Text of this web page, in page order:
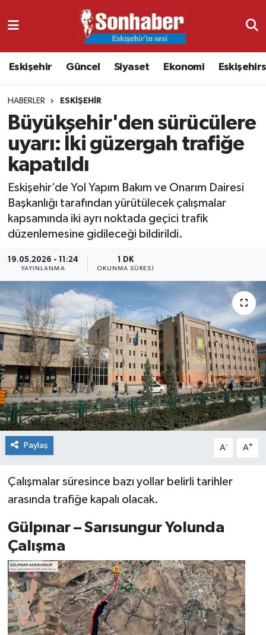
Eskişehir Güncel Siyaset Ekonomi
HABERLER ESKIŞEHIR
Büyükşehir'den sürücülere
uyarı: İki güzergah trafiğe
kapatıldı
Eskişehir’de Yol Yapım Bakım ve Onarım Dairesi
Başkanlığı tarafından yürütülecek çalışmalar
kapsamında iki ayrı noktada geçici trafik
düzenlemesine gidileceği bildirildi.
19.05.2026 - 11:24
YAYINLANMA
1 DK
OKUNMA SÜRESI
Paylaş A- A+
Çalışmalar süresince bazı yollar belirli tarihler
arasında trafiğe kapalı olacak.
Gülpınar – Sarısungur Yolunda
Çalışma
Ekonomi
Güncel
Kültür & Sanat
Magazin
Resmi İlanlar
Sağlık
Siyaset
Spor
Nöbetçi Eczaneler
Namaz Vakitleri
Trafik Durumu
Süper Lig Puan Durumu ve Fikstür
Tüm Manşetler
Son Dakika Haberleri
Haber Arşivi